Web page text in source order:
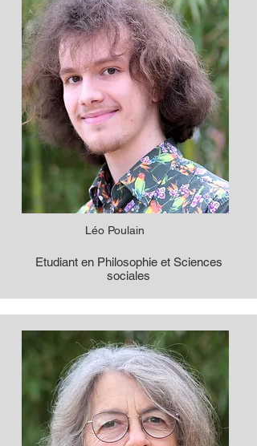
Léo Poulain
Etudiant en Philosophie et Sciences
sociales